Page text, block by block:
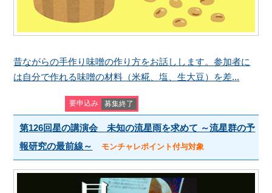
昔ながらの手作り味噌の作り方をお話しします。参加者に
は自分で作れる味噌の材料（米糀、塩、生大豆）を差...
第126回星の講演会 未知の流星雨を求めて ～流星群の予
報研究の最前線～
モンチャレポイント付与対象
要申込み 募集終了